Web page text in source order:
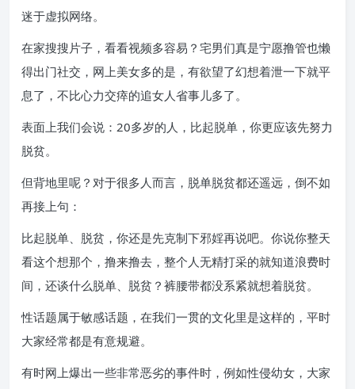
迷于虚拟网络。
在家搜搜片子，看看视频多容易？宅男们真是宁愿撸管也懒
得出门社交，网上美女多的是，有欲望了幻想着泄一下就平
息了，不比心力交瘁的追女人省事儿多了。
表面上我们会说：20多岁的人，比起脱单，你更应该先努力
脱贫。
但背地里呢？对于很多人而言，脱单脱贫都还遥远，倒不如
再接上句：
比起脱单、脱贫，你还是先克制下邪婬再说吧。你说你整天
看这个想那个，撸来撸去，整个人无精打采的就知道浪费时
间，还谈什么脱单、脱贫？裤腰带都没系紧就想着脱贫。
性话题属于敏感话题，在我们一贯的文化里是这样的，平时
大家经常都是有意规避。
有时网上爆出一些非常恶劣的事件时，例如性侵幼女，大家